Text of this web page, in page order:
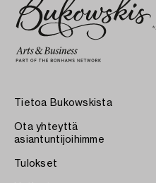
Tietoa Bukowskista
Ota yhteyttä
asiantuntijoihimme
Tulokset